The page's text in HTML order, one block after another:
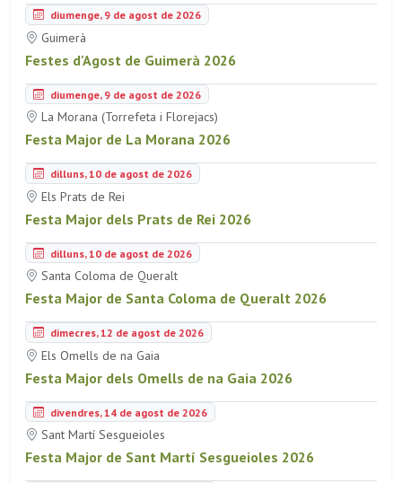
diumenge, 9 de agost de 2026
Guimerà
Festes d'Agost de Guimerà 2026
diumenge, 9 de agost de 2026
La Morana (Torrefeta i Florejacs)
Festa Major de La Morana 2026
dilluns, 10 de agost de 2026
Els Prats de Rei
Festa Major dels Prats de Rei 2026
dilluns, 10 de agost de 2026
Santa Coloma de Queralt
Festa Major de Santa Coloma de Queralt 2026
dimecres, 12 de agost de 2026
Els Omells de na Gaia
Festa Major dels Omells de na Gaia 2026
divendres, 14 de agost de 2026
Sant Martí Sesgueioles
Festa Major de Sant Martí Sesgueioles 2026